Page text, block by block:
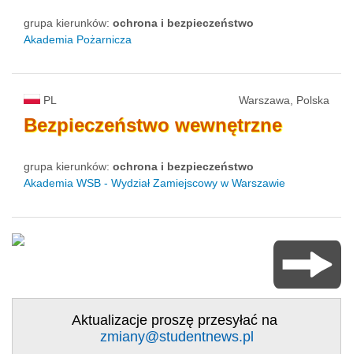
grupa kierunków: ochrona i bezpieczeństwo
Akademia Pożarnicza
PL Warszawa, Polska
Bezpieczeństwo wewnętrzne
grupa kierunków: ochrona i bezpieczeństwo
Akademia WSB - Wydział Zamiejscowy w Warszawie
Aktualizacje proszę przesyłać na
zmiany@studentnews.pl